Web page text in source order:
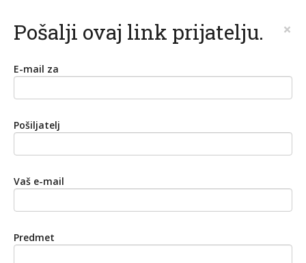
Pošalji ovaj link prijatelju. ×
E-mail za
Pošiljatelj
Vaš e-mail
Predmet